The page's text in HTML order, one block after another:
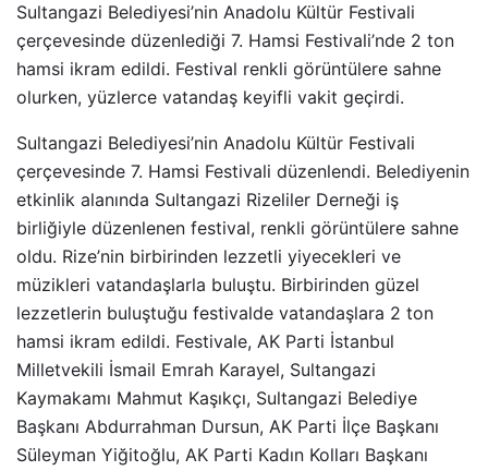
Sultangazi Belediyesi’nin Anadolu Kültür Festivali
çerçevesinde düzenlediği 7. Hamsi Festivali’nde 2 ton
hamsi ikram edildi. Festival renkli görüntülere sahne
olurken, yüzlerce vatandaş keyifli vakit geçirdi.
Sultangazi Belediyesi’nin Anadolu Kültür Festivali
çerçevesinde 7. Hamsi Festivali düzenlendi. Belediyenin
etkinlik alanında Sultangazi Rizeliler Derneği iş
birliğiyle düzenlenen festival, renkli görüntülere sahne
oldu. Rize’nin birbirinden lezzetli yiyecekleri ve
müzikleri vatandaşlarla buluştu. Birbirinden güzel
lezzetlerin buluştuğu festivalde vatandaşlara 2 ton
hamsi ikram edildi. Festivale, AK Parti İstanbul
Milletvekili İsmail Emrah Karayel, Sultangazi
Kaymakamı Mahmut Kaşıkçı, Sultangazi Belediye
Başkanı Abdurrahman Dursun, AK Parti İlçe Başkanı
Süleyman Yiğitoğlu, AK Parti Kadın Kolları Başkanı